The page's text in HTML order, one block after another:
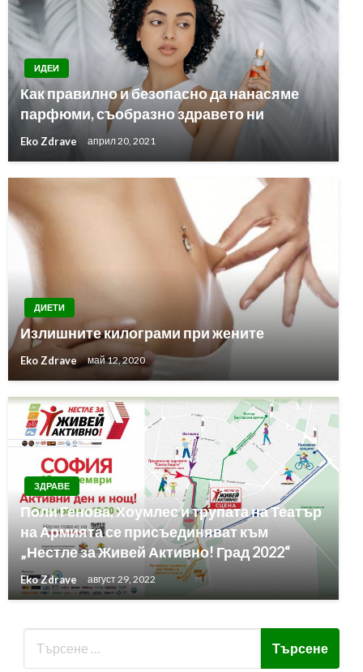
ИДЕИ
Как правилно и безопасно да нанасяме
парфюми, съобразно здравето ни
Eko Zdrave април 20, 2021
ДИЕТИ
Излишните килограми при жените
Eko Zdrave май 12, 2020
ЗДРАВЕ
Поли Генова, Хоумлес и трупата на Театър
на Армията се присъединяват към
„Нестле за Живей Активно! Град 2022“
Eko Zdrave август 29, 2022